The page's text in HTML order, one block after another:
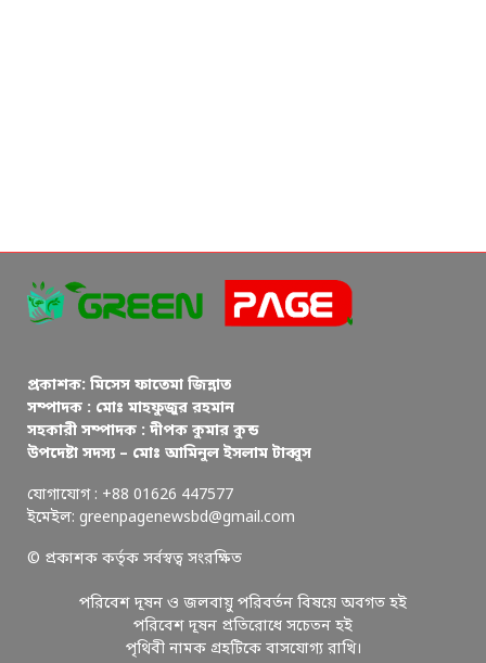
প্রকাশক: মিসেস ফাতেমা জিন্নাত
সম্পাদক : মোঃ মাহফুজুর রহমান
সহকারী সম্পাদক : দীপক কুমার কুন্ড
উপদেষ্টা সদস্য – মোঃ আমিনুল ইসলাম টাব্বুস
যোগাযোগ : +88 01626 447577
ইমেইল: greenpagenewsbd@gmail.com
© প্রকাশক কর্তৃক সর্বস্বত্ব সংরক্ষিত
পরিবেশ দূষন ও জলবায়ু পরিবর্তন বিষয়ে অবগত হই
পরিবেশ দূষন প্রতিরোধে সচেতন হই
পৃথিবী নামক গ্রহটিকে বাসযোগ্য রাখি।